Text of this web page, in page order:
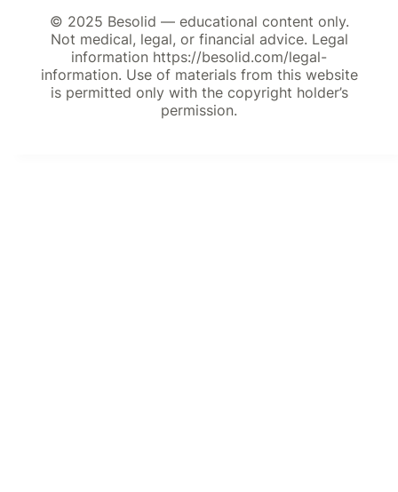
© 2025 Besolid — educational content only.
Not medical, legal, or financial advice. Legal
information https://besolid.com/legal-
information. Use of materials from this website
is permitted only with the copyright holder’s
permission.